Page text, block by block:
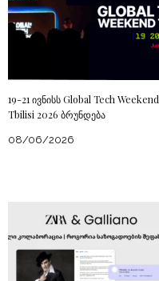
19-21 ივნისს Global Tech Weekend
Tbilisi 2026 ბრუნდება
08/06/2026